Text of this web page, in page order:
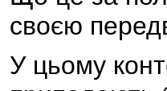
своєю
У цьому